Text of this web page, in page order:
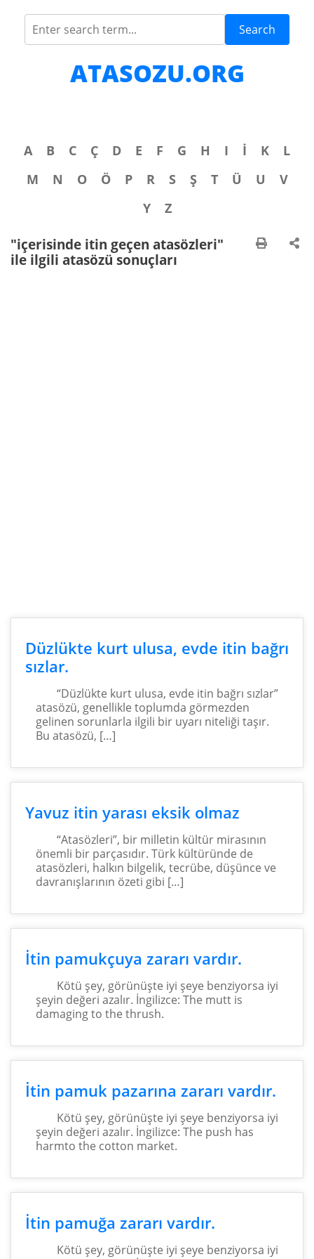
Search
ATASOZU.ORG
A B C Ç D E F G H I İ K
L
M
N O Ö P R S Ş T Ü U
V
Y
Z
"içerisinde itin geçen atasözleri"
ile ilgili atasözü sonuçları
Düzlükte kurt ulusa, evde itin bağrı
sızlar.
“Düzlükte kurt ulusa, evde itin bağrı sızlar”
atasözü, genellikle toplumda görmezden
gelinen sorunlarla ilgili bir uyarı niteliği taşır.
Bu atasözü, […]
Yavuz itin yarası eksik olmaz
“Atasözleri”, bir milletin kültür mirasının
önemli bir parçasıdır. Türk kültüründe de
atasözleri, halkın bilgelik, tecrübe, düşünce ve
davranışlarının özeti gibi […]
İtin pamukçuya zararı vardır.
Kötü şey, görünüşte iyi şeye benziyorsa iyi
şeyin değeri azalır. İngilizce: The mutt is
damaging to the thrush.
İtin pamuk pazarına zararı vardır.
Kötü şey, görünüşte iyi şeye benziyorsa iyi
şeyin değeri azalır. İngilizce: The push has
harmto the cotton market.
İtin pamuğa zararı vardır.
Kötü şey, görünüşte iyi şeye benziyorsa iyi